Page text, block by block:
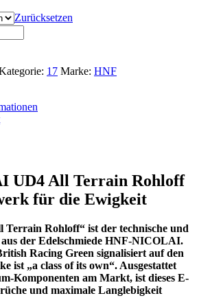
Zurücksetzen
17 Marke: HNF
UD4 All Terrain Rohloff
für die Ewigkeit
Terrain Rohloff“ ist der technische und
aus der Edelschmiede HNF-NICOLAI.
Racing Green signalisiert auf den
ist „a class of its own“. Ausgestattet
Komponenten am Markt, ist dieses E-
und maximale Langlebigkeit